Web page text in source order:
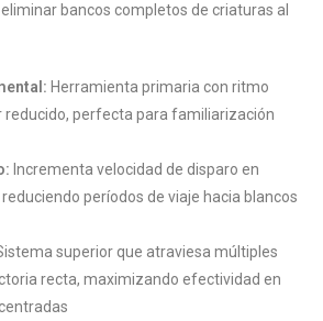
bancos completos de criaturas al
Herramienta primaria con ritmo
reducido, perfecta para familiarización
Incrementa velocidad de disparo en
períodos de viaje hacia blancos
superior que atraviesa múltiples
recta, maximizando efectividad en